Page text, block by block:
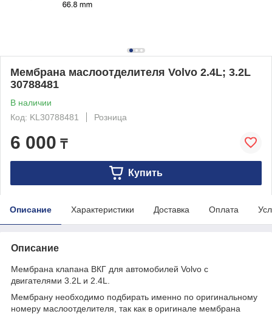
Мембрана маслоотделителя Volvo 2.4L; 3.2L
30788481
В наличии
Код: KL30788481
Розница
6 000 ₸
Купить
Описание Характеристики Доставка Оплата
Описание
Мембрана клапана ВКГ для автомобилей Volvo c
двигателями 3.2L и 2.4L.
Мембрану необходимо подбирать именно по оригинальному
номеру маслоотделителя, так как в оригинале мембрана